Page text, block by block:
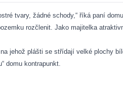
tvary, žádné schody,“ říká paní
rozčlenit. Jako majitelka
jehož plášti se střídají velké plochy
domu kontrapunkt.